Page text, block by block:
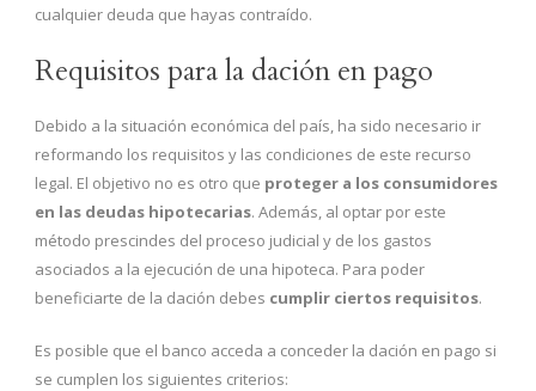
cualquier deuda que hayas contraído.
Requisitos para la dación en pago
Debido a la situación económica del país, ha sido necesario ir
reformando los requisitos y las condiciones de este recurso
legal. El objetivo no es otro que proteger a los consumidores
en las deudas hipotecarias. Además, al optar por este
método prescindes del proceso judicial y de los gastos
asociados a la ejecución de una hipoteca. Para poder
beneficiarte de la dación debes cumplir ciertos requisitos.
Es posible que el banco acceda a conceder la dación en pago si
se cumplen los siguientes criterios: